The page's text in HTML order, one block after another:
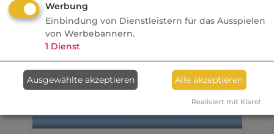
dvb
Ein MVP-Wechsel kostet
Monate, Nerven und Geld
Werbung
Einbindung von Dienstleistern für das Ausspielen
von Werbebannern.
1 Dienst
Ausgewählte akzeptieren Alle akzeptieren
Realisiert mit Klaro!